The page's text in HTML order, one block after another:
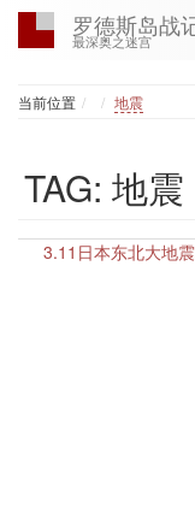
罗德斯岛战
最深奥之迷宫
当前位置 Home
地震
TAG: 地震
3.11日本东北大地